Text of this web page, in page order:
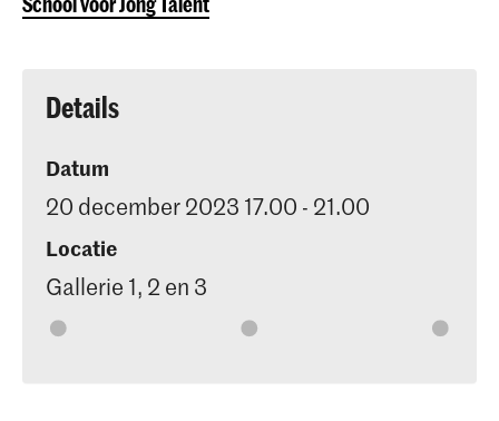
Details
Datum
20 december 2023 17.00 - 21.00
Locatie
Gallerie 1, 2 en 3